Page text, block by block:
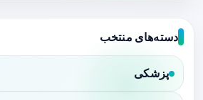
دسته‌های منتخب
پزشکی